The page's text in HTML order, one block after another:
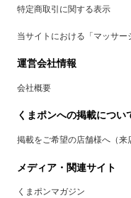
特定商取引に関する表示
当サイトにおける「マッサ
運営会社情報
会社概要
くまポンへの掲載につい
掲載をご希望の店舗様へ（来
メディア・関連サイト
くまポンマガジン